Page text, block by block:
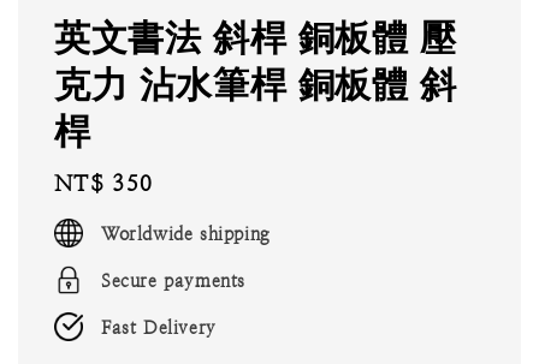
英文書法 斜桿 銅板體 壓
克力 沾水筆桿 銅板體 斜
桿
Regular
price
NT$ 350
Worldwide shipping
Secure payments
Fast Delivery